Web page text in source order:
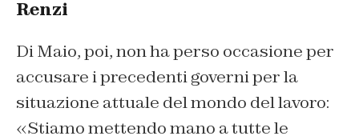
Renzi
Di Maio, poi, non ha perso occasione per
accusare i precedenti governi per la
situazione attuale del mondo del lavoro:
«Stiamo mettendo mano a tutte le